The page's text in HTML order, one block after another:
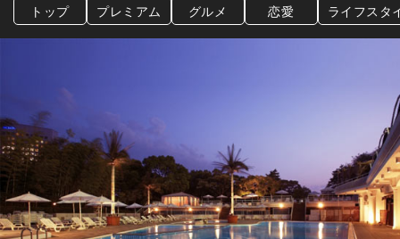
トップ プレミアム グルメ 恋愛 ライフスタ